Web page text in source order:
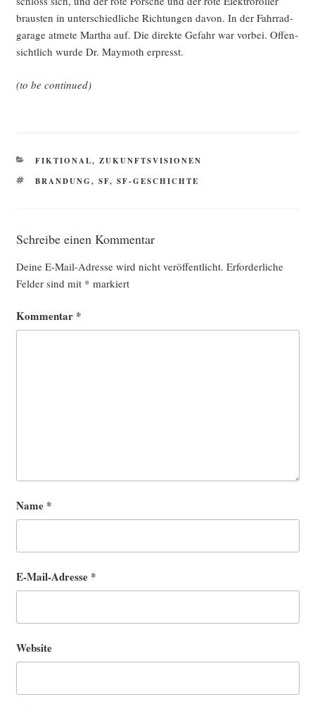
braus­ten in unter­schied­li­che Rich­tun­gen davon. In der Fahr­rad­
ga­ra­ge atme­te Mar­tha auf. Die direk­te Gefahr war vor­bei. Offen­
sicht­lich wur­de Dr. May­mo­th erpresst.
(to be continued)
KATEGORIEN
FIKTIONAL, ZUKUNFTSVISIONEN
SCHLAGWÖRTER
BRANDUNG, SF, SF-GESCHICHTE
Schreibe einen Kommentar
Deine E-Mail-Adresse wird nicht veröffentlicht. Erforderliche
Felder sind mit * markiert
Kommentar *
Name *
E-Mail-Adresse *
Website